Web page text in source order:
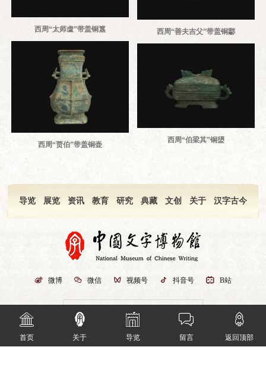
西周“太师虘”带盖铜簋
西周“贾伯”带盖铜壶
西周“善夫吉父”带盖铜酃
西周“伯梁其”铜盨
导览 展览 资讯 教育 研究 典藏 文创 关于 汉字古今
 微博  微信  视频号  抖音号  B站
网站访问量 5 2 6 7

首页

关于

导览

留言

返回顶部